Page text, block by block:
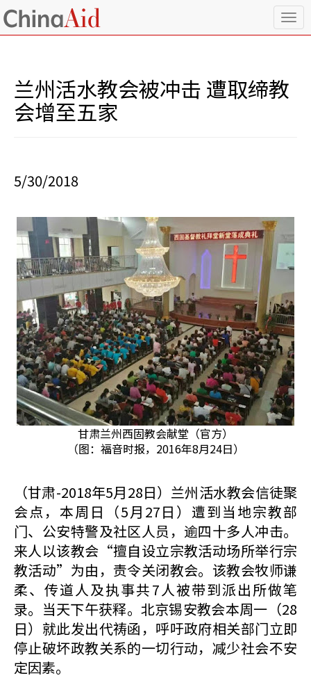
T
o
e
n
o
兰州活水教会被冲击 遭取缔教
会增至五家
5/30/2018
甘肃兰州西固教会献堂（官方）
（图：福音时报，2016年8月24日）
（甘肃-2018年5月28日）兰州活水教会信徒聚
会点，本周日（5月27日）遭到当地宗教部
门、公安特警及社区人员，逾四十多人冲击。
来人以该教会“擅自设立宗教活动场所举行宗
教活动”为由，责令关闭教会。该教会牧师谦
柔、传道人及执事共7人被带到派出所做笔
录。当天下午获释。北京锡安教会本周一（28
日）就此发出代祷函，呼吁政府相关部门立即
停止破坏政教关系的一切行动，减少社会不安
定因素。